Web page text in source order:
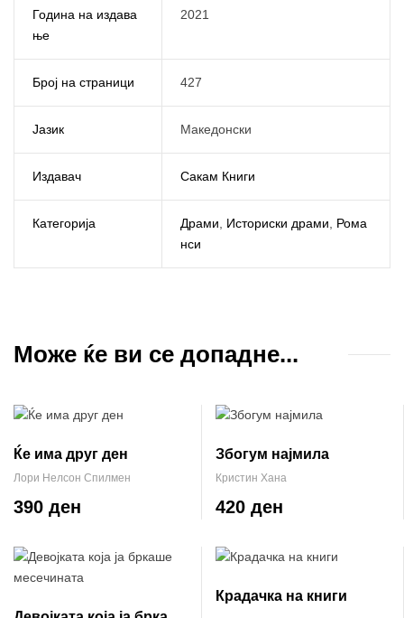
Година на издава
ње
2021
Број на страници 427
Јазик Македонски
Издавач Сакам Книги
Категорија Драми Историски драми
Рома
нси
Може ќе ви се допадне...
Ќе има друг ден
Лори Нелсон Спилмен
390 ден
Збогум најмила
Кристин Хана
420 ден
Крадачка на книги